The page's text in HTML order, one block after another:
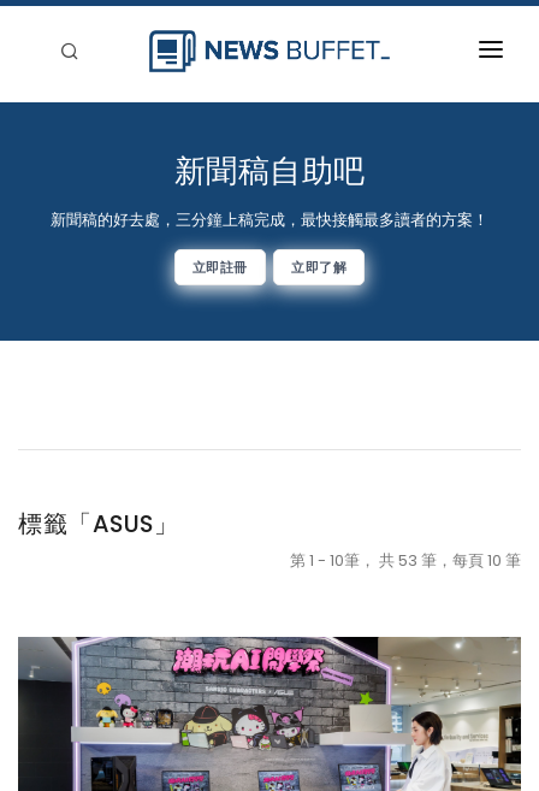
回到首頁
登入
新聞稿自助吧
新聞稿的好去處，三分鐘上稿完成，最快接觸最多讀者的方案！
立即註冊 立即了解
標籤「ASUS」
第 1 - 10筆， 共 53 筆，每頁 10 筆